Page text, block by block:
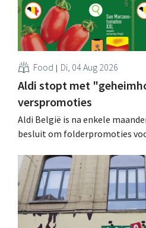
Food Di, 04 Aug 2026
Aldi stopt met
verspromoties
Aldi België is na enkele
besluit om folderpromoties
werking treden: "Onze klanten
geïnformeerd worden." .